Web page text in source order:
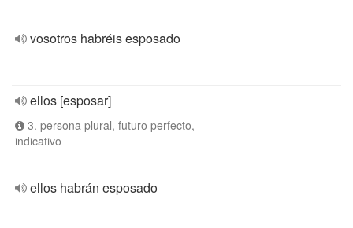
vosotros habréis esposado
ellos [esposar]
3. persona plural, futuro perfecto,
indicativo
ellos habrán esposado